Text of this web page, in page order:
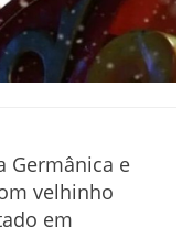
Germânica e
velhinho
em